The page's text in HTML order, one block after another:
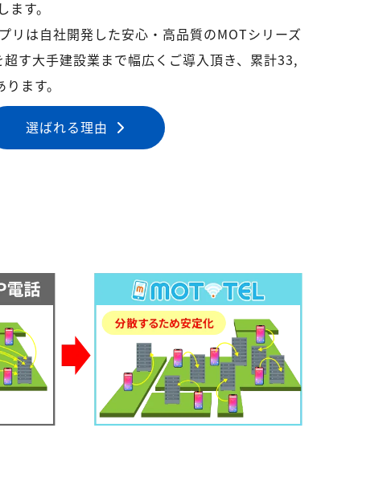
す。
リは自社開発した安心・高品質のMOTシリーズ
す大手建設業まで幅広くご導入頂き、累計33,
ます。
選ばれる理由